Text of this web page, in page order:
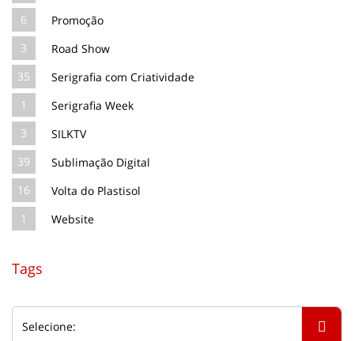
6
Promoção
3
Road Show
35
Serigrafia com Criatividade
1
Serigrafia Week
3
SILKTV
39
Sublimação Digital
16
Volta do Plastisol
1
Website
Tags